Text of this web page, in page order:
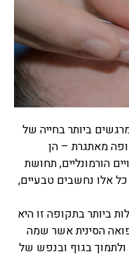
אלטרנטיביים הנפוצים
בתחום.
סינית
עממית על פי מסורת
שנים שעברה מאם לבת,
מתרופות הסבתא
למזון, חומרים
וסוגי טיפולים שונים,
נבדקו מחקרית וישנן
סבתא שעובדות פחות
עובדות בכלל ואפילו
ביותר בחייה של
מאתגרת – הן
הורמונליים, תחושת
אלו נחשבים טבעיים,
ביותר בתקופה זו היא
הסינית אשר שמה
ולתמוך בגוף ובנפש של